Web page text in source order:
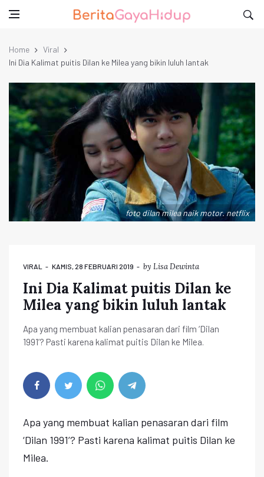
Home
Viral
Ini Dia Kalimat puitis Dilan ke Milea yang bikin luluh lantak
foto dilan milea naik motor. netflix
VIRAL KAMIS, 28 FEBRUARI 2019 by Lisa Dewinta
Ini Dia Kalimat puitis Dilan ke
Milea yang bikin luluh lantak
Apa yang membuat kalian penasaran dari film ‘Dilan
1991’? Pasti karena kalimat puitis Dilan ke Milea.
Apa yang membuat kalian penasaran dari film
‘Dilan 1991’? Pasti karena kalimat puitis Dilan ke
Milea.